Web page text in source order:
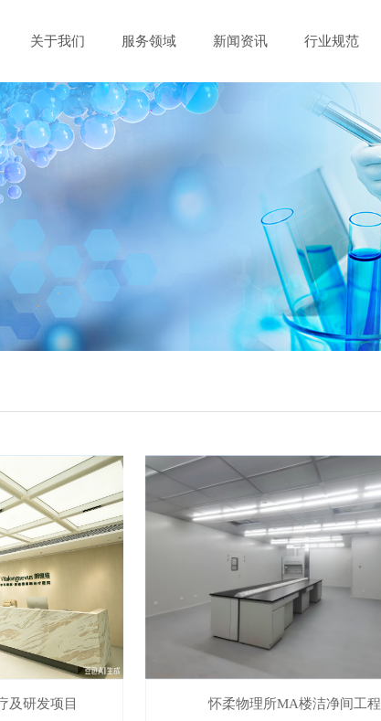
关于我们 服务领域 新闻资讯 行业规范
及研发项目 怀柔物理所MA楼洁净间工程